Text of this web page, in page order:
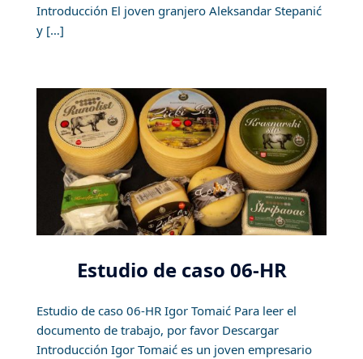
Introducción El joven granjero Aleksandar Stepanić
y […]
Estudio de caso 06-HR
Estudio de caso 06-HR Igor Tomaić Para leer el
documento de trabajo, por favor Descargar
Introducción Igor Tomaić es un joven empresario